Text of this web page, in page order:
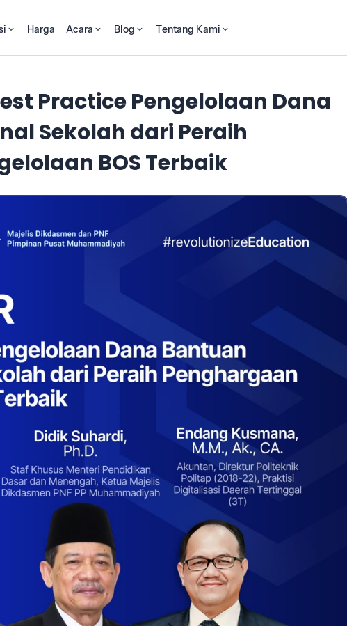
Harga Acara Blog Tentang Kami
Practice Pengelolaan Dana
Sekolah dari Peraih
BOS Terbaik